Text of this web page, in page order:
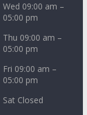
Wed 09:00 am –
05:00 pm
Thu 09:00 am –
05:00 pm
Fri 09:00 am –
05:00 pm
Sat Closed